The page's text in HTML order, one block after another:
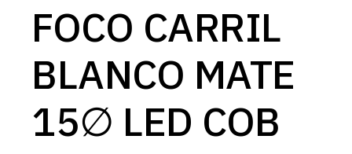
FOCO CARRIL
BLANCO MATE
15∅ LED COB